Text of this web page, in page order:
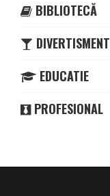
BIBLIOTECĂ
DIVERTISMENT
EDUCATIE
PROFESIONAL